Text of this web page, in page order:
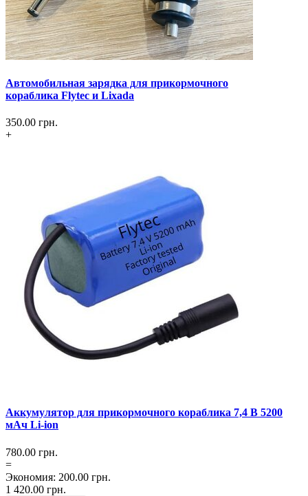
Автомобильная зарядка для прикормочного
кораблика Flytec и Lixada
350.00 грн.
+
Аккумулятор для прикормочного кораблика 7,4 В 5200
мАч Li-ion
780.00 грн.
=
Экономия: 200.00 грн.
1 420.00 грн.